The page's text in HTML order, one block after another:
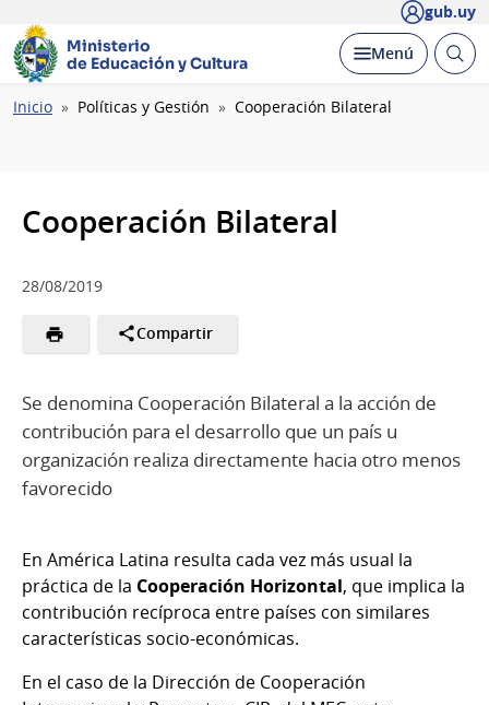
gub.uy
Ministerio
de Educación y Cultura
Desplegar
Menú Abrir
Ruta
Inicio Políticas y Gestión Cooperación Bilateral
Cooperación Bilateral
28/08/2019
Compartir
Se denomina Cooperación Bilateral a la acción de
contribución para el desarrollo que un país u
organización realiza directamente hacia otro menos
favorecido
En América Latina resulta cada vez más usual la
práctica de la Cooperación Horizontal, que implica la
contribución recíproca entre países con similares
características socio-económicas.
En el caso de la Dirección de Cooperación